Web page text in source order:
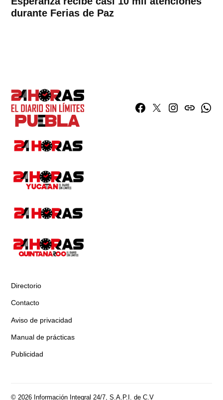
durante Ferias de Paz
Facebook
TwitterInstagram
issuu
Directorio
Contacto
Aviso de privacidad
Manual de prácticas
Publicidad
© 2026 Información Integral 24/7, S.A.P.I. de C.V